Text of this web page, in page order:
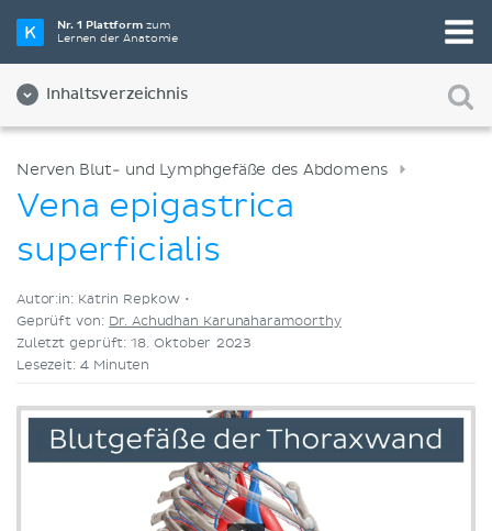
Nr. 1 Plattformzum
Lernen der Anatomie
Inhaltsverzeichnis
Wähle die beste Lernmethode für dich
Videos
Nerven Blut- und Lymphgefäße des Abdomens
Vena epigastrica
superficialis
Autor:in: Katrin Repkow •
Geprüft von: Dr. Achudhan Karunaharamoorthy
Zuletzt geprüft: 18. Oktober 2023
Lesezeit: 4 Minuten